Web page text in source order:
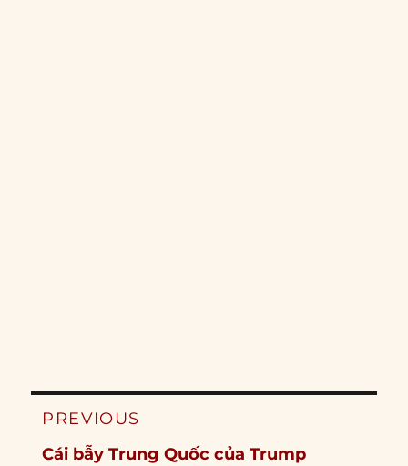
Post
PREVIOUS
Previous
Cái bẫy Trung Quốc của Trump